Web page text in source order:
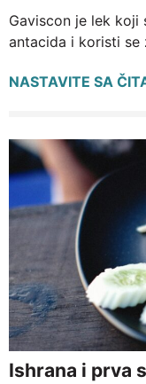
Gaviscon je lek koji
antacida i koristi
NASTAVITE SA
Ishrana i prva